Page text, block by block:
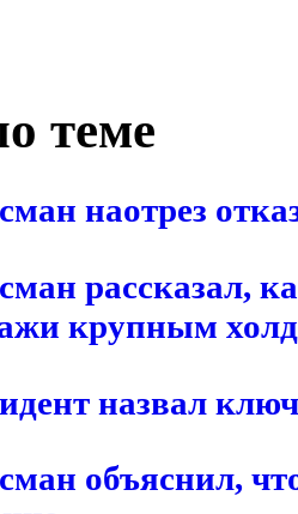
теме
наотрез
рассказал,
крупным
назвал
объяснил,